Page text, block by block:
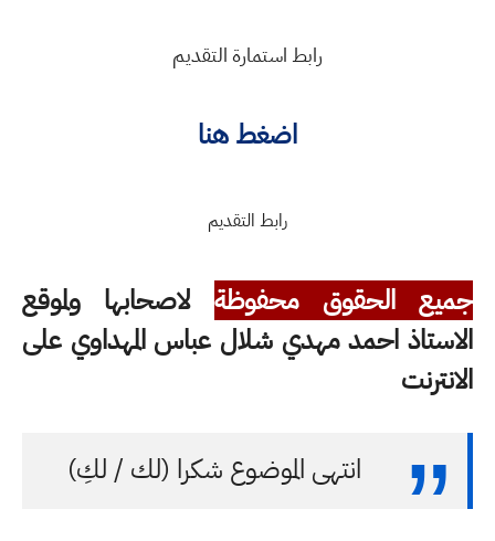
رابط استمارة التقديم
اضغط هنا
رابط التقديم
جميع الحقوق محفوظة لاصحابها ولموقع
الاستاذ احمد مهدي شلال عباس المهداوي على
الانترنت
انتهى الموضوع شكرا (لك / لكِ)